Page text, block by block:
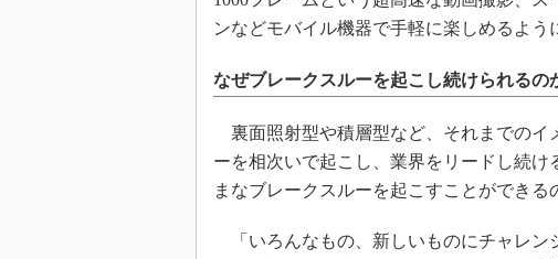
ンなどモバイル機器で手軽に楽しめるよう
なぜブレークスルーを起こし続けられるの
裏面照射型や積層型など、それまでのイ
ーを相次いで起こし、業界をリードし続
まなブレークスルーを起こすことができ
「いろんなもの、新しいものにチャレ